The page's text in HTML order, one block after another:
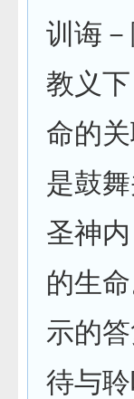
训诲
教义
命的
是鼓
圣神
的生
示的
待与